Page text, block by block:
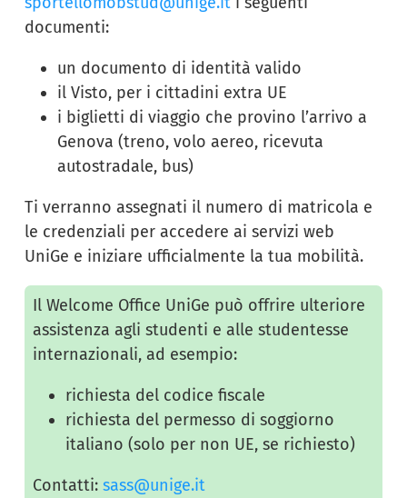
documenti:
un documento di identità valido
il Visto, per i cittadini extra UE
i biglietti di viaggio che provino l’arrivo a
Genova (treno, volo aereo, ricevuta
autostradale, bus)
Ti verranno assegnati il numero di matricola e
le credenziali per accedere ai servizi web
UniGe e iniziare ufficialmente la tua mobilità.
Il Welcome Office UniGe può offrire ulteriore
assistenza agli studenti e alle studentesse
internazionali, ad esempio:
richiesta del codice fiscale
richiesta del permesso di soggiorno
italiano (solo per non UE, se richiesto)
Contatti: sass@unige.it